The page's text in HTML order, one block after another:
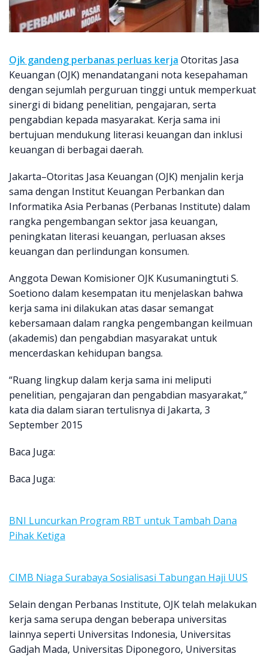
Ojk gandeng perbanas perluas kerja Otoritas Jasa
Keuangan (OJK) menandatangani nota kesepahaman
dengan sejumlah perguruan tinggi untuk memperkuat
sinergi di bidang penelitian, pengajaran, serta
pengabdian kepada masyarakat. Kerja sama ini
bertujuan mendukung literasi keuangan dan inklusi
keuangan di berbagai daerah.
Jakarta–Otoritas Jasa Keuangan (OJK) menjalin kerja
sama dengan Institut Keuangan Perbankan dan
Informatika Asia Perbanas (Perbanas Institute) dalam
rangka pengembangan sektor jasa keuangan,
peningkatan literasi keuangan, perluasan akses
keuangan dan perlindungan konsumen.
Anggota Dewan Komisioner OJK Kusumaningtuti S.
Soetiono dalam kesempatan itu menjelaskan bahwa
kerja sama ini dilakukan atas dasar semangat
kebersamaan dalam rangka pengembangan keilmuan
(akademis) dan pengabdian masyarakat untuk
mencerdaskan kehidupan bangsa.
“Ruang lingkup dalam kerja sama ini meliputi
penelitian, pengajaran dan pengabdian masyarakat,”
kata dia dalam siaran tertulisnya di Jakarta, 3
September 2015
Baca Juga:
Baca Juga:
BNI Luncurkan Program RBT untuk Tambah Dana
Pihak Ketiga
CIMB Niaga Surabaya Sosialisasi Tabungan Haji UUS
Selain dengan Perbanas Institute, OJK telah melakukan
kerja sama serupa dengan beberapa universitas
lainnya seperti Universitas Indonesia, Universitas
Gadjah Mada, Universitas Diponegoro, Universitas